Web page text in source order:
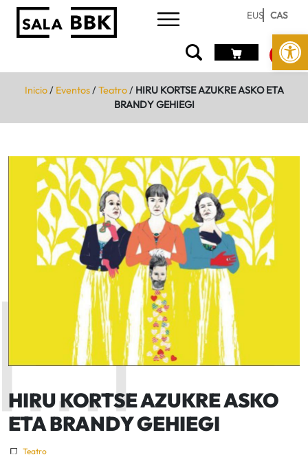
Abrir
EUS CAS
Inicio/ Eventos/Teatro/ HIRU KORTSE AZUKRE ASKO ETA
BRANDY GEHIEGI
HIRU KORTSE AZUKRE ASKO
ETA BRANDY GEHIEGI
Teatro